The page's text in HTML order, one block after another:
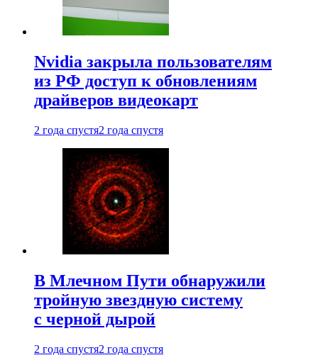
Nvidia закрыла пользователям
из РФ доступ к обновлениям
драйверов видеокарт
2 года спустя2 года спустя
В Млечном Пути обнаружили
тройную звездную систему
с черной дырой
2 года спустя2 года спустя